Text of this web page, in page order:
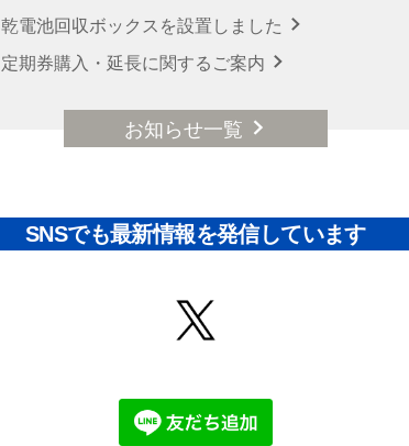
乾電池回収ボックスを設置しました
定期券購入・延長に関するご案内
お知らせ一覧
SNSでも最新情報を発信しています